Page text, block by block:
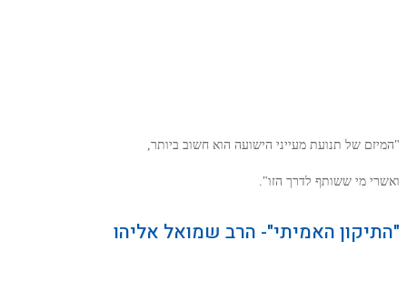
"המיזם של תנועת מעייני הישועה הוא חשוב ביותר,
ואשרי מי ששותף לדרך הזו".
"התיקון האמיתי"- הרב שמואל אליהו